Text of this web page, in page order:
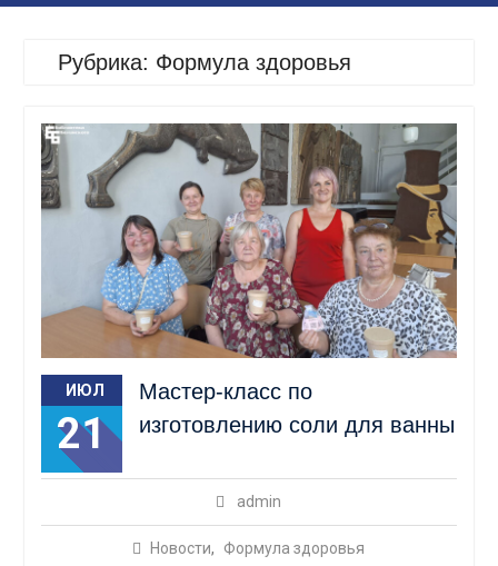
Рубрика: Формула здоровья
ИЮЛ
21
Мастер-класс по
изготовлению соли для ванны
admin
Новости,
Формула здоровья